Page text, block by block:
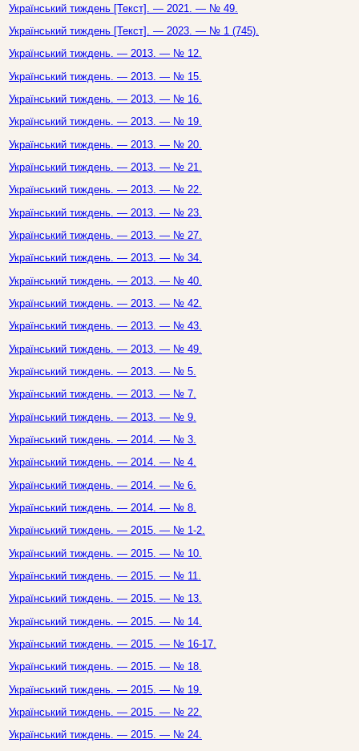
Український тиждень [Текст]. — 2021. — № 49.
Український тиждень [Текст]. — 2023. — № 1 (745).
Український тиждень. — 2013. — № 12.
Український тиждень. — 2013. — № 15.
Український тиждень. — 2013. — № 16.
Український тиждень. — 2013. — № 19.
Український тиждень. — 2013. — № 20.
Український тиждень. — 2013. — № 21.
Український тиждень. — 2013. — № 22.
Український тиждень. — 2013. — № 23.
Український тиждень. — 2013. — № 27.
Український тиждень. — 2013. — № 34.
Український тиждень. — 2013. — № 40.
Український тиждень. — 2013. — № 42.
Український тиждень. — 2013. — № 43.
Український тиждень. — 2013. — № 49.
Український тиждень. — 2013. — № 5.
Український тиждень. — 2013. — № 7.
Український тиждень. — 2013. — № 9.
Український тиждень. — 2014. — № 3.
Український тиждень. — 2014. — № 4.
Український тиждень. — 2014. — № 6.
Український тиждень. — 2014. — № 8.
Український тиждень. — 2015. — № 1-2.
Український тиждень. — 2015. — № 10.
Український тиждень. — 2015. — № 11.
Український тиждень. — 2015. — № 13.
Український тиждень. — 2015. — № 14.
Український тиждень. — 2015. — № 16-17.
Український тиждень. — 2015. — № 18.
Український тиждень. — 2015. — № 19.
Український тиждень. — 2015. — № 22.
Український тиждень. — 2015. — № 24.